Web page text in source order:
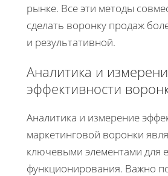
рынке. Все эти методы
сделать воронку продаж
и результативной.
Аналитика и
эффективности
Аналитика и измерение
маркетинговой воронки
ключевыми элементами для
функционирования. Важно